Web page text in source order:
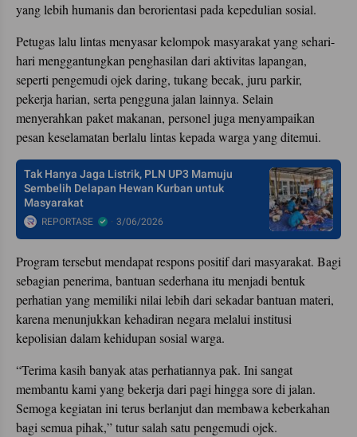
yang lebih humanis dan berorientasi pada kepedulian sosial.
Petugas lalu lintas menyasar kelompok masyarakat yang sehari-
hari menggantungkan penghasilan dari aktivitas lapangan,
seperti pengemudi ojek daring, tukang becak, juru parkir,
pekerja harian, serta pengguna jalan lainnya. Selain
menyerahkan paket makanan, personel juga menyampaikan
pesan keselamatan berlalu lintas kepada warga yang ditemui.
Tak Hanya Jaga Listrik, PLN UP3 Mamuju
Sembelih Delapan Hewan Kurban untuk
Masyarakat
REPORTASE 3/06/2026
Program tersebut mendapat respons positif dari masyarakat. Bagi
sebagian penerima, bantuan sederhana itu menjadi bentuk
perhatian yang memiliki nilai lebih dari sekadar bantuan materi,
karena menunjukkan kehadiran negara melalui institusi
kepolisian dalam kehidupan sosial warga.
“Terima kasih banyak atas perhatiannya pak. Ini sangat
membantu kami yang bekerja dari pagi hingga sore di jalan.
Semoga kegiatan ini terus berlanjut dan membawa keberkahan
bagi semua pihak,” tutur salah satu pengemudi ojek.